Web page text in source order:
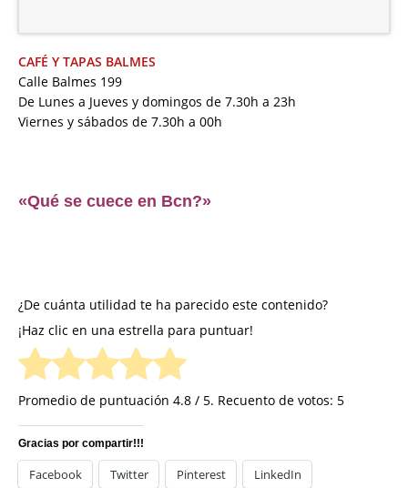
CAFÉ Y TAPAS BALMES
Calle Balmes 199
De Lunes a Jueves y domingos de 7.30h a 23h
Viernes y sábados de 7.30h a 00h
«Qué se cuece en Bcn?»
¿De cuánta utilidad te ha parecido este contenido?
¡Haz clic en una estrella para puntuar!
Promedio de puntuación 4.8 / 5. Recuento de votos: 5
Gracias por compartir!!!
Facebook Twitter Pinterest LinkedIn